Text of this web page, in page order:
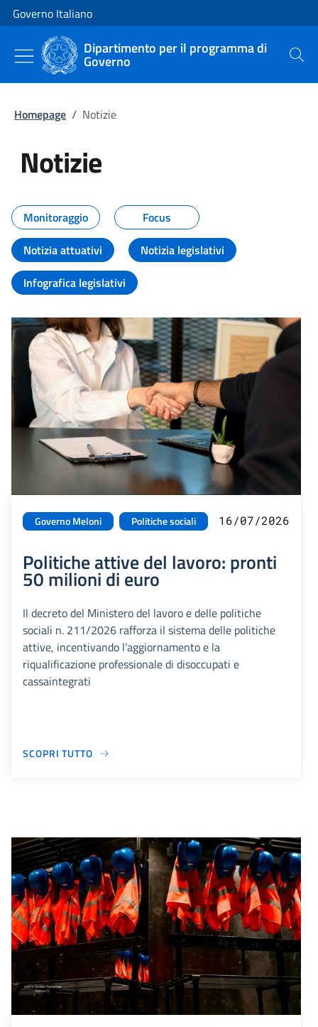
Vai al contenuto
Vai alla navigazione del sito
Governo Italiano
Dipartimento per il programma di
Governo Cerca
Homepage / Notizie
Notizie
Tutti i contenuti della pagina
Monitoraggio
Focus
Notizia attuativi
Notizia legislativi
Infografica legislativi
Governo Meloni Politiche sociali 16/07/2026
Politiche attive del lavoro: pronti
50 milioni di euro
Il decreto del Ministero del lavoro e delle politiche
sociali n. 211/2026 rafforza il sistema delle politiche
attive, incentivando l’aggiornamento e la
riqualificazione professionale di disoccupati e
cassaintegrati
SCOPRI TUTTO